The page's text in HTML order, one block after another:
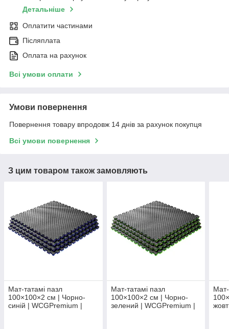
Детальніше
Оплатити частинами
Післяплата
Оплата на рахунок
Всі умови оплати
Умови повернення
Повернення товару впродовж 14 днів за рахунок покупця
Всі умови повернення
З цим товаром також замовляють
Мат-татамі пазл
100×100×2 см | Чорно-
синій | WCGPremium |
Мат-татамі пазл
100×100×2 см | Чорно-
зелений | WCGPremium |
Мат-